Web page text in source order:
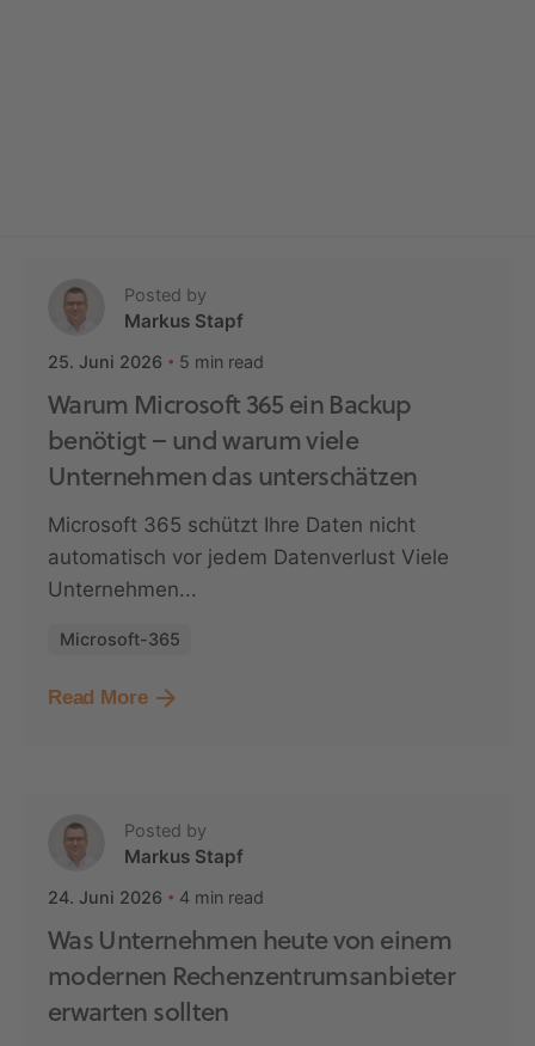
Posted by
Markus Stapf
25. Juni 2026 5 min read
Warum Microsoft 365 ein Backup
benötigt – und warum viele
Unternehmen das unterschätzen
Microsoft 365 schützt Ihre Daten nicht
automatisch vor jedem Datenverlust Viele
Unternehmen...
Microsoft-365
Read More
Posted by
Markus Stapf
24. Juni 2026 4 min read
Was Unternehmen heute von einem
modernen Rechenzentrumsanbieter
erwarten sollten